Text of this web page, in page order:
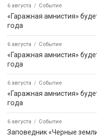
6 августа Событие
«Гаражная амнистия»
года
6 августа Событие
«Гаражная амнистия»
года
6 августа Событие
«Гаражная амнистия»
года
6 августа Событие
Заповедник «Черные